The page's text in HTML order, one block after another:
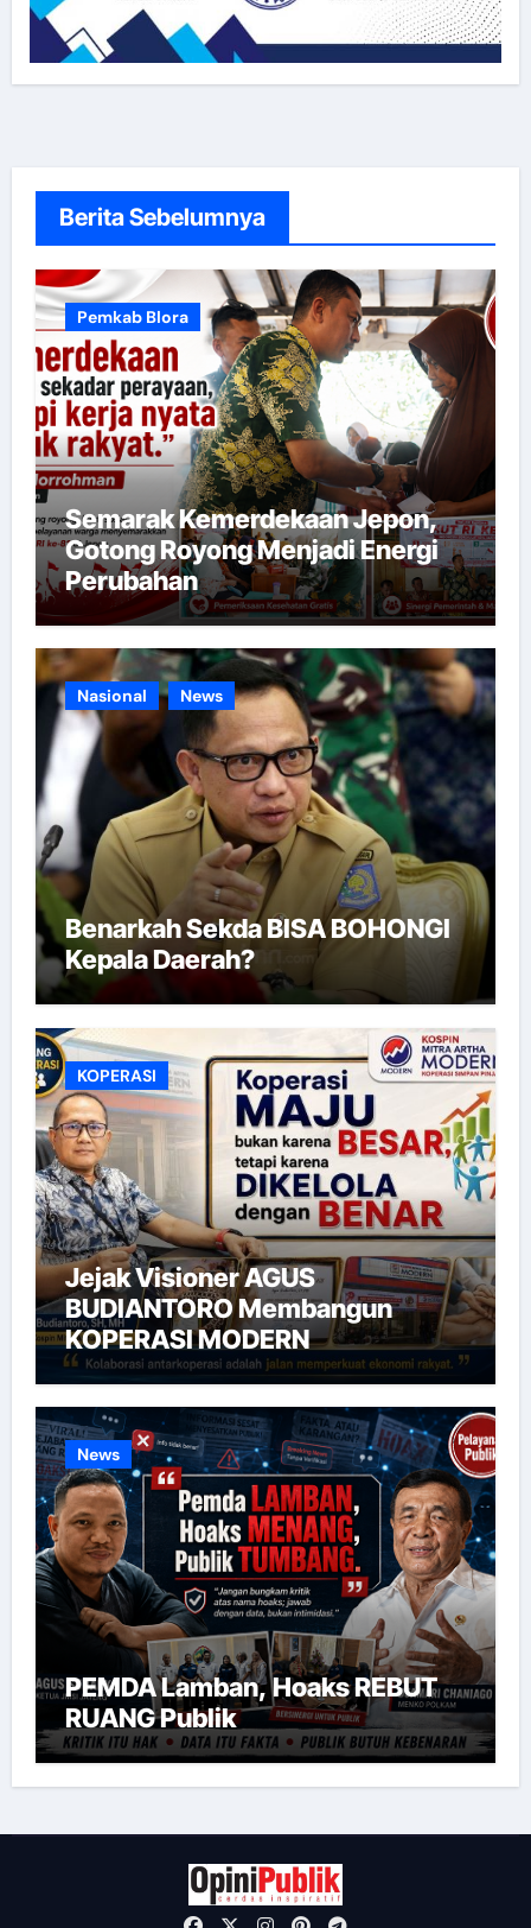
Berita Sebelumnya
Pemkab Blora
Semarak Kemerdekaan Jepon,
Gotong Royong Menjadi Energi
Perubahan
Nasional News
Benarkah Sekda BISA BOHONGI
Kepala Daerah?
KOPERASI
Jejak Visioner AGUS
BUDIANTORO Membangun
KOPERASI MODERN
News
PEMDA Lamban, Hoaks REBUT
RUANG Publik